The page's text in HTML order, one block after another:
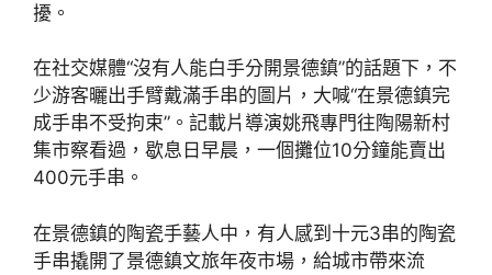
擾。
在社交媒體“沒有人能白手分開景德鎮”的話題下，不
少游客曬出手臂戴滿手串的圖片，大喊“在景德鎮完
成手串不受拘束”。記載片導演姚飛專門往陶陽新村
集市察看過，歇息日早晨，一個攤位10分鐘能賣出
400元手串。
在景德鎮的陶瓷手藝人中，有人感到十元3串的陶瓷
手串撬開了景德鎮文旅年夜市場，給城市帶來流